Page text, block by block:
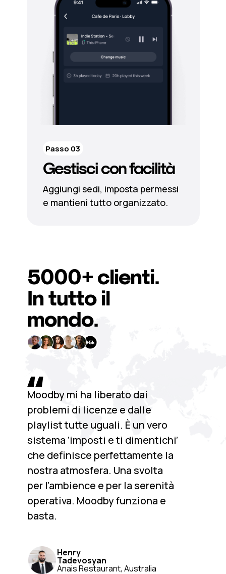
Gestisci con facilità
Aggiungi sedi, imposta permessi
e mantieni tutto organizzato.
Passo 03
Moodby mi ha liberato dai
problemi di licenze e dalle
playlist tutte uguali. È un vero
sistema ‘imposti e ti dimentichi’
che definisce perfettamente la
nostra atmosfera. Una svolta
per l’ambience e per la serenità
operativa. Moodby funziona e
basta.
Henry
Tadevosyan
Anais Restaurant, Australia
5000+ clienti.
In tutto il
mondo.